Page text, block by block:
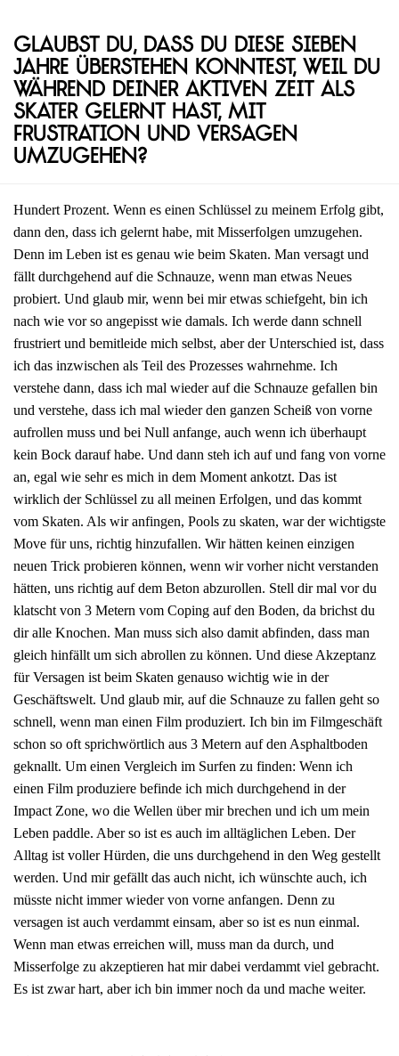
Glaubst du, dass du diese sieben
Jahre überstehen konntest, weil du
während deiner aktiven Zeit als
Skater gelernt hast, mit
Frustration und Versagen
umzugehen?
Hundert Prozent. Wenn es einen Schlüssel zu meinem Erfolg gibt,
dann den, dass ich gelernt habe, mit Misserfolgen umzugehen.
Denn im Leben ist es genau wie beim Skaten. Man versagt und
fällt durchgehend auf die Schnauze, wenn man etwas Neues
probiert. Und glaub mir, wenn bei mir etwas schiefgeht, bin ich
nach wie vor so angepisst wie damals. Ich werde dann schnell
frustriert und bemitleide mich selbst, aber der Unterschied ist, dass
ich das inzwischen als Teil des Prozesses wahrnehme. Ich
verstehe dann, dass ich mal wieder auf die Schnauze gefallen bin
und verstehe, dass ich mal wieder den ganzen Scheiß von vorne
aufrollen muss und bei Null anfange, auch wenn ich überhaupt
kein Bock darauf habe. Und dann steh ich auf und fang von vorne
an, egal wie sehr es mich in dem Moment ankotzt. Das ist
wirklich der Schlüssel zu all meinen Erfolgen, und das kommt
vom Skaten. Als wir anfingen, Pools zu skaten, war der wichtigste
Move für uns, richtig hinzufallen. Wir hätten keinen einzigen
neuen Trick probieren können, wenn wir vorher nicht verstanden
hätten, uns richtig auf dem Beton abzurollen. Stell dir mal vor du
klatscht von 3 Metern vom Coping auf den Boden, da brichst du
dir alle Knochen. Man muss sich also damit abfinden, dass man
gleich hinfällt um sich abrollen zu können. Und diese Akzeptanz
für Versagen ist beim Skaten genauso wichtig wie in der
Geschäftswelt. Und glaub mir, auf die Schnauze zu fallen geht so
schnell, wenn man einen Film produziert. Ich bin im Filmgeschäft
schon so oft sprichwörtlich aus 3 Metern auf den Asphaltboden
geknallt. Um einen Vergleich im Surfen zu finden: Wenn ich
einen Film produziere befinde ich mich durchgehend in der
Impact Zone, wo die Wellen über mir brechen und ich um mein
Leben paddle. Aber so ist es auch im alltäglichen Leben. Der
Alltag ist voller Hürden, die uns durchgehend in den Weg gestellt
werden. Und mir gefällt das auch nicht, ich wünschte auch, ich
müsste nicht immer wieder von vorne anfangen. Denn zu
versagen ist auch verdammt einsam, aber so ist es nun einmal.
Wenn man etwas erreichen will, muss man da durch, und
Misserfolge zu akzeptieren hat mir dabei verdammt viel gebracht.
Es ist zwar hart, aber ich bin immer noch da und mache weiter.